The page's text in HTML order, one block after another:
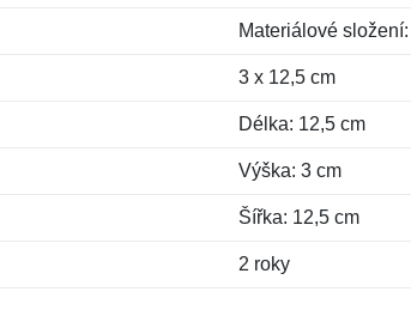
Materiálové
3 x 12,5 cm
Délka: 12,5 cm
Výška: 3 cm
Šířka: 12,5 cm
2 roky